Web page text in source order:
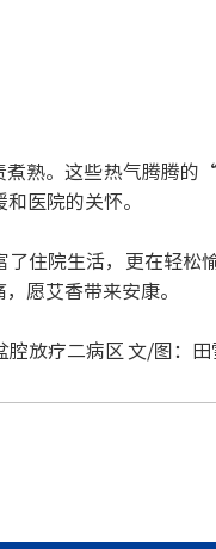
煮熟。这些热气腾腾
医院的关怀。
住院生活，更在轻松
愿艾香带来安康。
腔放疗二病区 文/图：田